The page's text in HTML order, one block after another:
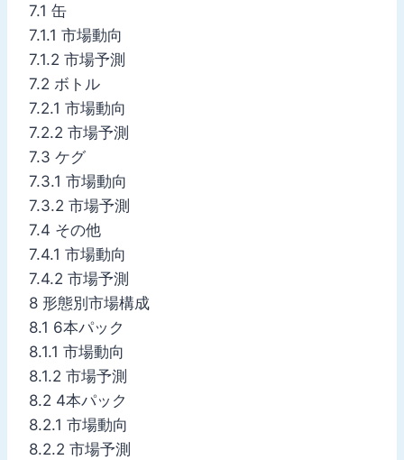
7.1 缶
7.1.1 市場動向
7.1.2 市場予測
7.2 ボトル
7.2.1 市場動向
7.2.2 市場予測
7.3 ケグ
7.3.1 市場動向
7.3.2 市場予測
7.4 その他
7.4.1 市場動向
7.4.2 市場予測
8 形態別市場構成
8.1 6本パック
8.1.1 市場動向
8.1.2 市場予測
8.2 4本パック
8.2.1 市場動向
8.2.2 市場予測